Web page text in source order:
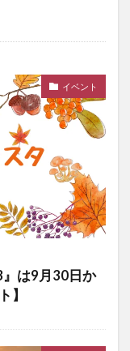
イベント
』は9月30日か
】